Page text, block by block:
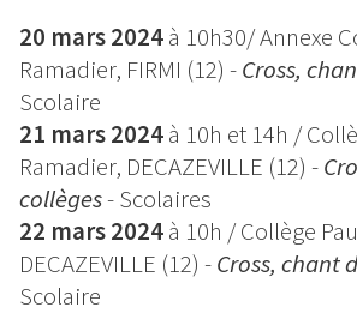
20 mars 2024à 10h30/ Annexe
Ramadier, FIRMI (12) -Cross,
Scolaire
21 mars 2024à 10h et 14h /
Ramadier, DECAZEVILLE (12) -
collèges- Scolaires
22 mars 2024à 10h / Collège
DECAZEVILLE (12) -Cross, chant
Scolaire